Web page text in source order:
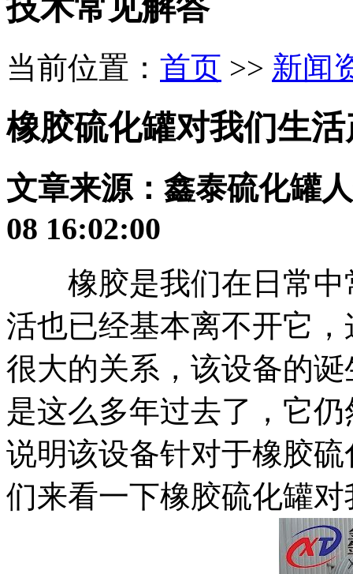
技术常见解答
当前位置： 首页 >> 新闻
橡胶硫化罐对我们生
文章来源：鑫泰硫化罐
08 16:02:00
橡胶是我们在日常中
活也已经基本离不开它
很大的关系，该设备的
是这么多年过去了，它
说明该设备针对于橡胶
们来看一下橡胶硫化罐